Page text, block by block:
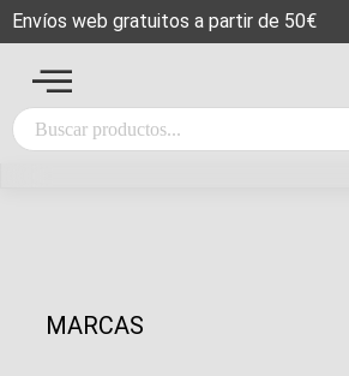
Envíos web gratuitos a partir de 50€
MARCAS